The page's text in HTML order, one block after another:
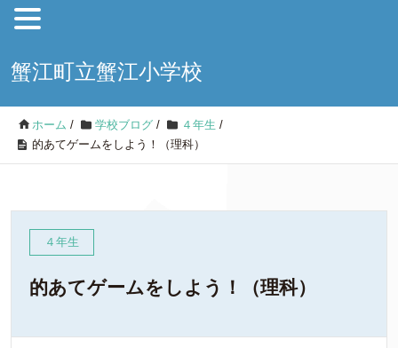
蟹江町立蟹江小学校
ホーム / 学校ブログ / ４年生 /
的あてゲームをしよう！（理科）
４年生
的あてゲームをしよう！（理科）